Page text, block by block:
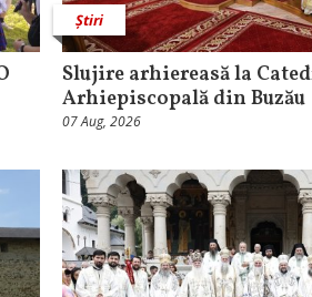
Știri
Slujire arhiereasă la
Arhiepiscopală din Buzău
07 Aug, 2026